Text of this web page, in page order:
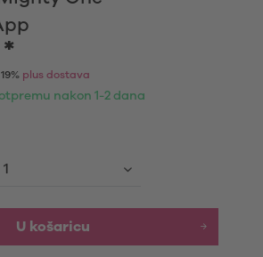
plus dostava
nakon 1-2 dana
U košaricu